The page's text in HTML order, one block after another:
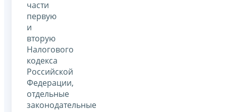
части
первую
и
вторую
Налогового
кодекса
Российской
Федерации,
отдельные
законодательные